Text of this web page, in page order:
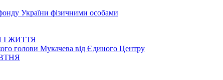
України фізичними особами
І ЖИТТЯ
голови Мукачева від Єдиного Центру